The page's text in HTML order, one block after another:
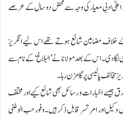
اعلیٰ ادبی معیار کی وجہ سے محض دو سال کے عرصے
کے خلاف مضامین شائع ہوتے تھے اس لیے انگریز
پر پابندی لگا دی۔ اس کے بعد مولانا نے ’البلاغ‘ کے نام سے
مخالف پالیسی پر گامزن رہا۔
جیسے اخبارات و رسائل بھی شائع کیے اور مختلف
اور امرتسر قابل ذکر ہیں۔وفور حب الوطنی